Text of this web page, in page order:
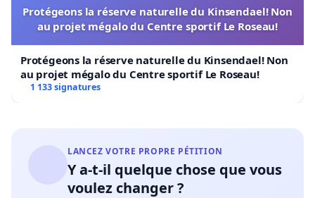
Protégeons la réserve naturelle du Kinsendael! Non
au projet mégalo du Centre sportif Le Roseau!
Protégeons la réserve naturelle du Kinsendael! Non
au projet mégalo du Centre sportif Le Roseau!
1 133 signatures
LANCEZ VOTRE PROPRE PÉTITION
Y a-t-il quelque chose que vous
voulez changer ?